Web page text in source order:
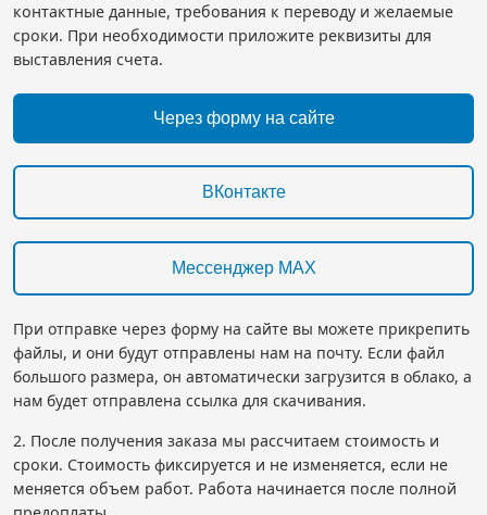
контактные данные, требования к переводу и желаемые
сроки. При необходимости приложите реквизиты для
выставления счета.
Через форму на сайте
ВКонтакте
Мессенджер MAX
При отправке через форму на сайте вы можете прикрепить
файлы, и они будут отправлены нам на почту. Если файл
большого размера, он автоматически загрузится в облако, а
нам будет отправлена ссылка для скачивания.
2. После получения заказа мы рассчитаем стоимость и
сроки. Стоимость фиксируется и не изменяется, если не
меняется объем работ. Работа начинается после полной